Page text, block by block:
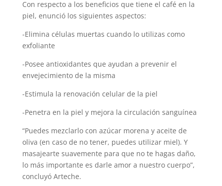
Con respecto a los beneficios que tiene el café en la
piel, enunció los siguientes aspectos:
-Elimina células muertas cuando lo utilizas como
exfoliante
-Posee antioxidantes que ayudan a prevenir el
envejecimiento de la misma
-Estimula la renovación celular de la piel⁣⁣⁣
-Penetra en la piel y mejora la circulación sanguínea
“Puedes mezclarlo con azúcar morena y aceite de
oliva (en caso de no tener, puedes utilizar miel). ⁣⁣Y
masajearte suavemente para que no te hagas daño,
lo más importante es darle amor a nuestro cuerpo”,
concluyó Arteche.